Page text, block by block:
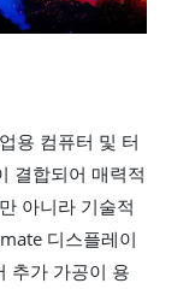
용 컴퓨터 및 터
결합되어 매력적
아니라 기술적
디스플레이
추가 가공이 용